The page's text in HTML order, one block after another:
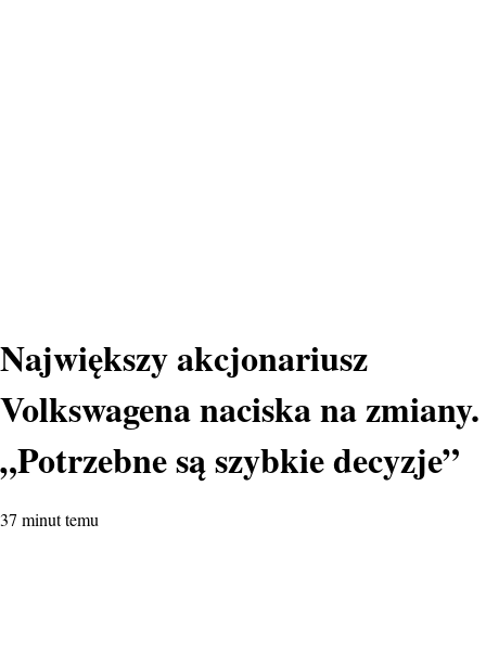
Największy akcjonariusz
Volkswagena naciska na zmiany.
„Potrzebne są szybkie decyzje”
37 minut temu